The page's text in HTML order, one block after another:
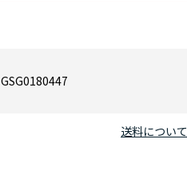
GSG0180447
送料について